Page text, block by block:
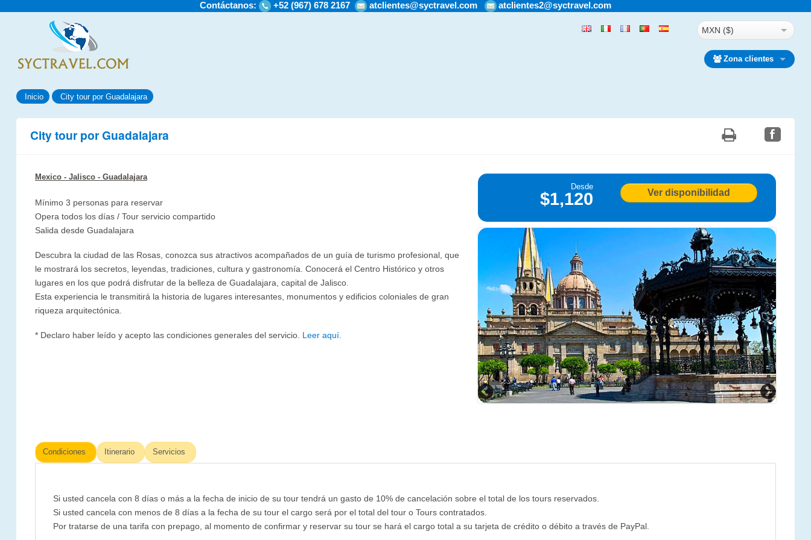
Contáctanos: +52 (967) 678 2167 atclientes@syctravel.com atclientes2@syctravel.com
MXN ($)
Zona clientes
Inicio City tour por Guadalajara
City tour por Guadalajara
Mexico - Jalisco - Guadalajara
Mínimo 3 personas para reservar
Opera todos los días / Tour servicio compartido
Salida desde Guadalajara
Descubra la ciudad de las Rosas, conozca sus atractivos acompañados de un guía de turismo profesional, que
le mostrará los secretos, leyendas, tradiciones, cultura y gastronomía. Conocerá el Centro Histórico y otros
lugares en los que podrá disfrutar de la belleza de Guadalajara, capital de Jalisco.
Esta experiencia le transmitirá la historia de lugares interesantes, monumentos y edificios coloniales de gran
riqueza arquitectónica.
* Declaro haber leído y acepto las condiciones generales del servicio. Leer aquí.
Desde
$1,120 Ver disponibilidad
Condiciones Itinerario Servicios
Si usted cancela con 8 días o más a la fecha de inicio de su tour tendrá un gasto de 10% de cancelación sobre el total de los tours reservados.
Si usted cancela con menos de 8 días a la fecha de su tour el cargo será por el total del tour o Tours contratados.
Por tratarse de una tarifa con prepago, al momento de confirmar y reservar su tour se hará el cargo total a su tarjeta de crédito o débito a través de PayPal.